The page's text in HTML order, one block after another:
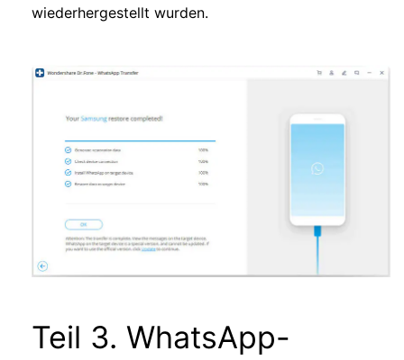
wiederhergestellt wurden.
Teil 3. WhatsApp-